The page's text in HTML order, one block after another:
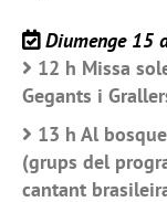
Diumenge 15
12 h Missa
Gegants i
13 h Al
(grups del
cantant